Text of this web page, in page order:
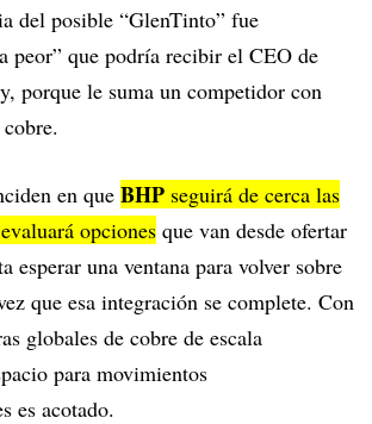
del posible “GlenTinto” fue
peor” que podría recibir el CEO de
porque le suma un competidor con
en que BHP seguirá de cerca las
opciones que van desde ofertar
esperar una ventana para volver sobre
que esa integración se complete. Con
globales de cobre de escala
para movimientos
es acotado.​